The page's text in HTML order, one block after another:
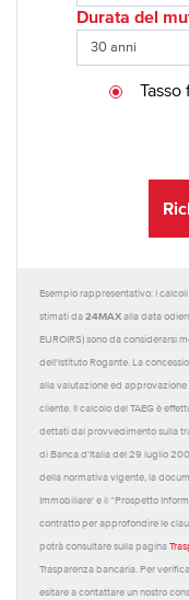
Durata del
Tasso
Esempio rappresentativo: I
stimati da 24MAX alla data
EUROIRS) sono da considerarsi
dell'Istituto Rogante. La
alla valutazione ed
cliente. Il calcolo del TAEG è
dettati dal provvedimento sulla
di Banca d'Italia del 29 luglio
della normativa vigente, la
Immobiliare' e il “Prospetto
contratto per approfondire le
potrà consultare sulla pagina
Trasparenza bancaria. Per
esitare a contattare un nostro